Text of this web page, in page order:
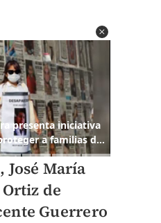
María
de
Guerrero